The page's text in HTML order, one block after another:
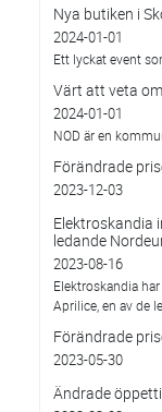
Nya butiken i
2024-01-01
Ett lyckat event
Värt att veta
2024-01-01
NOD är en
Förändrade
2023-12-03
Elektroskandia
ledande
2023-08-16
Elektroskandia
Aprilice, en av de
Förändrade
2023-05-30
Ändrade